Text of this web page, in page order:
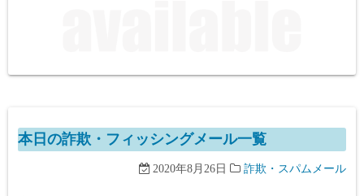
本日の詐欺・フィッシングメール一覧
2020年8月26日 詐欺・スパムメール